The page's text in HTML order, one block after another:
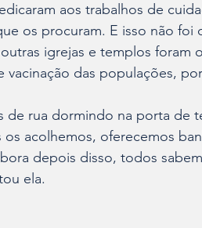
aos trabalhos de
os procuram. E isso não foi
igrejas e templos foram
das populações,
de rua dormindo na porta de
acolhemos, oferecemos
depois disso, todos
ela.